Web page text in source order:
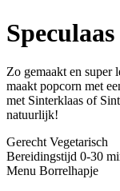
Zo gemaakt en super
maakt popcorn met
met Sinterklaas of
natuurlijk!
Gerecht Vegetarisch
Bereidingstijd 0-30
Menu Borrelhapje